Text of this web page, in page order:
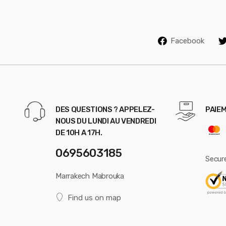
Facebook
DES QUESTIONS ? APPELEZ-
NOUS DU LUNDI AU VENDREDI
DE 10H A 17H.
0695603185
Marrakech Mabrouka
Find us on map